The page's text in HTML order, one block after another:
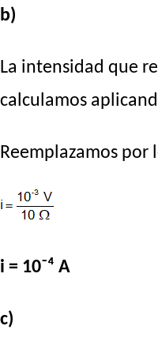
b)
La intensidad que
calculamos
Reemplazamos por
i = 10⁻⁴ A
c)